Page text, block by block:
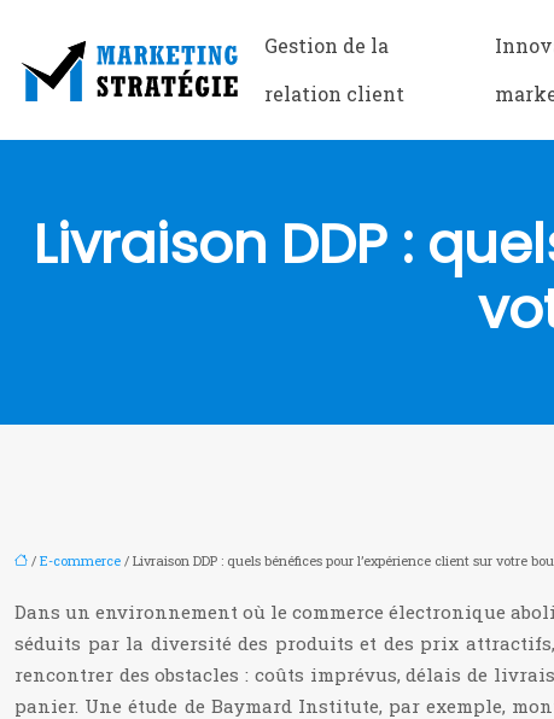
Gestion de la
relation client
Livraison DDP :
/ E-commerce / Livraison DDP : quels bénéfices pour l’expérience client sur votre
Dans un environnement où le commerce électronique
séduits par la diversité des produits et des prix
rencontrer des obstacles : coûts imprévus, délais de
panier. Une étude de Baymard Institute, par exemple,